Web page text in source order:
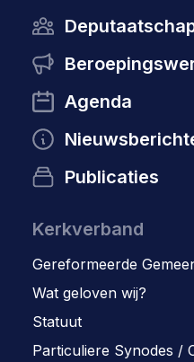
Agenda
Publicaties
Kerkverband
Gereformeerde
Wat geloven wij?
Statuut
Particuliere Synodes /